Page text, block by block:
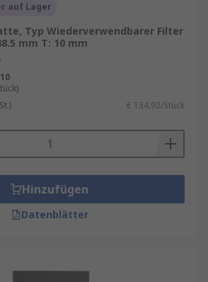
auf Lager
Typ Wiederverwendbarer Filter
mm T: 10 mm
€ 134,92/Stück
Hinzufügen
Datenblätter